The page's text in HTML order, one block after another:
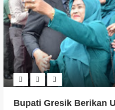
Bupati Gresik Berikan